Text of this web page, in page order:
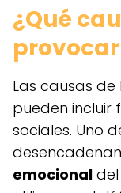
¿Qué
Las causas
pueden incluir
sociales. Uno
emocional